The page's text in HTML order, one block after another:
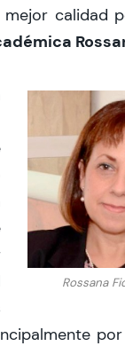
calidad
Rossana